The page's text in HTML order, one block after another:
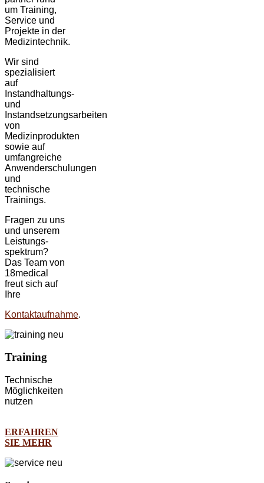
um Training,
Service und
Projekte in der
Medizintechnik.
Wir sind
spezialisiert
auf
Instandhaltungs-
und
Instandsetzungsarbeiten
von
Medizinprodukten
sowie auf
umfangreiche
Anwenderschulungen
und
technische
Trainings.
Fragen zu uns
und unserem
Leistungs-
spektrum?
Das Team von
18medical
freut sich auf
Ihre
Kontaktaufnahme.
Training
Technische
Möglichkeiten
nutzen
ERFAHREN
SIE MEHR